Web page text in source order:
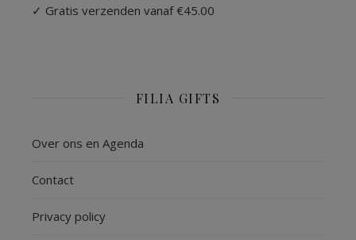
✓ Gratis verzenden vanaf €45.00
FILIA GIFTS
Over ons en Agenda
Contact
Privacy policy